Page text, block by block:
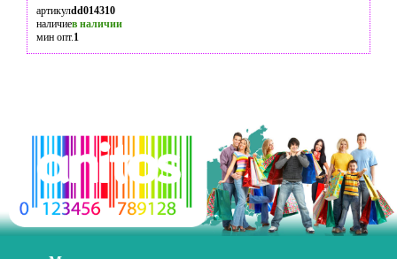
артикулdd014310
наличиев наличии
мин опт.1